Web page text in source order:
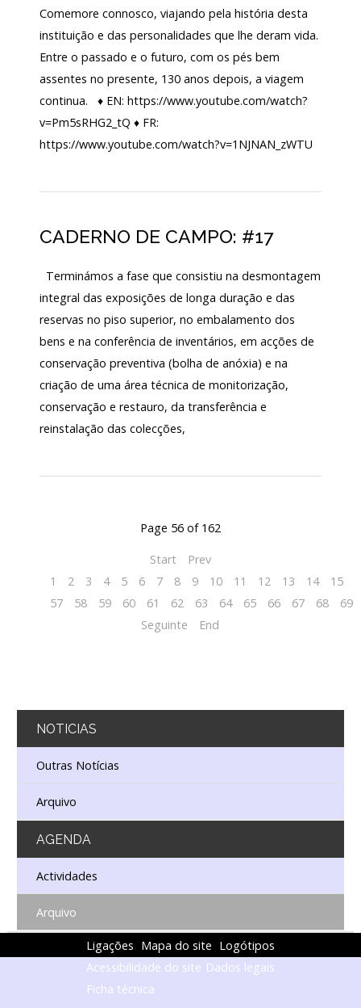
Comemore connosco, viajando pela história desta
instituição e das personalidades que lhe deram vida.
Entre o passado e o futuro, com os pés bem
assentes no presente, 130 anos depois, a viagem
continua. ♦ EN: https://www.youtube.com/watch?
v=Pm5sRHG2_tQ ♦ FR:
https://www.youtube.com/watch?v=1NJNAN_zWTU
CADERNO DE CAMPO: #17
Terminámos a fase que consistiu na desmontagem
integral das exposições de longa duração e das
reservas no piso superior, no embalamento dos
bens e na conferência de inventários, em acções de
conservação preventiva (bolha de anóxia) e na
criação de uma área técnica de monitorização,
conservação e restauro, da transferência e
reinstalação das colecções,
Page 56 of 162
Start
Prev
1
2 3 4 5 6 7 8 9 10 11 12 13 14 15
57
58 59 60 61 62 63 64 65 66 67 68
69
Seguinte
End
NOTICIAS
Outras Notícias
Arquivo
AGENDA
Actividades
Arquivo
Ligações Mapa do site Logótipos
Acessibilidade do site Dados legais
Ficha técnica